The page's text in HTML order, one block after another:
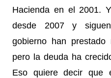
Hacienda en el 2001.
desde 2007 y
gobierno han
pero la deuda ha
Eso quiere decir que